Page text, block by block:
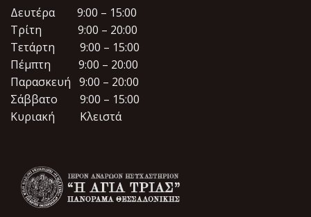
Δευτέρα 9:00 – 15:00
Τρίτη 9:00 – 20:00
Τετάρτη 9:00 – 15:00
Πέμπτη 9:00 – 20:00
Παρασκευή 9:00 – 20:00
Σάββατο 9:00 – 15:00
Κυριακή Κλειστά